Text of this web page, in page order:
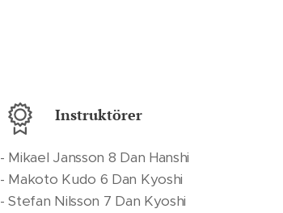
Instruktörer
- Mikael Jansson 8 Dan Hanshi
- Makoto Kudo 6 Dan Kyoshi
- Stefan Nilsson 7 Dan Kyoshi